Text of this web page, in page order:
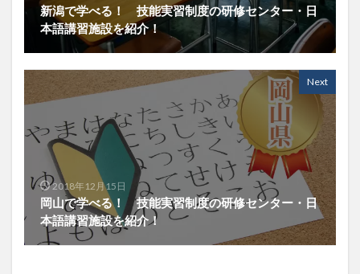
新潟で学べる！ 技能実習制度の研修センター・日
本語講習施設を紹介！
Next
2018年12月15日
岡山で学べる！ 技能実習制度の研修センター・日
本語講習施設を紹介！